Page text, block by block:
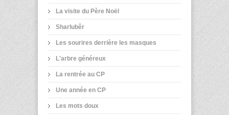
La visite du Père Noël
Sharlubêr
Les sourires derrière les masques
L'arbre généreux
La rentrée au CP
Une année en CP
Les mots doux